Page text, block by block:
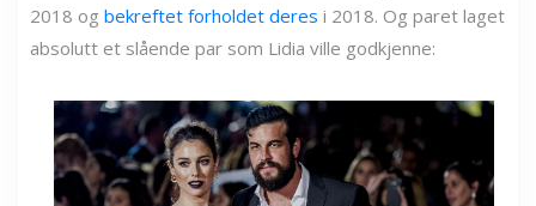
2018 og bekreftet forholdet deres i 2018. Og paret laget
absolutt et slående par som Lidia ville godkjenne: